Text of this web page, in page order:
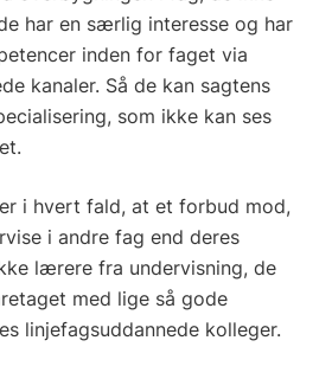
har en særlig interesse og har
inden for faget via
kanaler. Så de kan sagtens
som ikke kan ses
i hvert fald, at et forbud mod,
i andre fag end deres
lærere fra undervisning, de
med lige så gode
linjefagsuddannede kolleger.